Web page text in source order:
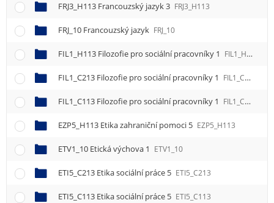
FRJ3_H113 Francouzský jazyk 3 FRJ3_H113
FRJ_10 Francouzský jazyk FRJ_10
FIL1_H113 Filozofie pro sociální pracovníky 1 FIL1_H113
FIL1_C213 Filozofie pro sociální pracovníky 1 FIL1_C213
FIL1_C113 Filozofie pro sociální pracovníky 1 FIL1_C113
EZP5_H113 Etika zahraniční pomoci 5 EZP5_H113
ETV1_10 Etická výchova 1 ETV1_10
ETI5_C213 Etika sociální práce 5 ETI5_C213
ETI5_C113 Etika sociální práce 5 ETI5_C113